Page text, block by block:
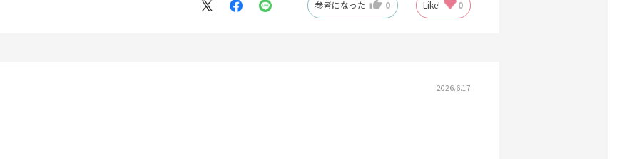
参考になった 0 Like! 0
2026.6.17